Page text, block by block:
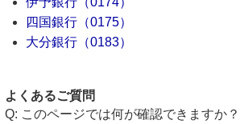
四国銀行（0175）
大分銀行（0183）
よくあるご質問
このページでは何が確認できますか？